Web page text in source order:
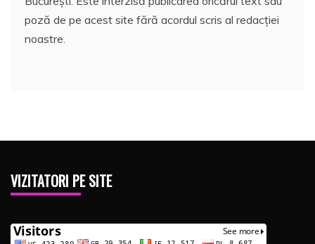
poză de pe acest site fără acordul scris al redacției
noastre.
VIZITATORI PE SITE